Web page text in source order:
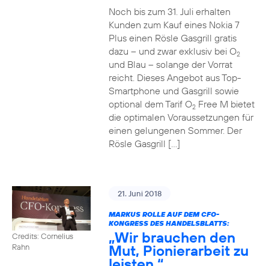
Noch bis zum 31. Juli erhalten
Kunden zum Kauf eines Nokia 7
Plus einen Rösle Gasgrill gratis
dazu – und zwar exklusiv bei O2
und Blau – solange der Vorrat
reicht. Dieses Angebot aus Top-
Smartphone und Gasgrill sowie
optional dem Tarif O2Free M bietet
die optimalen Voraussetzungen für
einen gelungenen Sommer. Der
Rösle Gasgrill […]
Credits: Cornelius
Rahn
21. Juni 2018
MARKUS ROLLE AUF DEM CFO-
KONGRESS DES HANDELSBLATTS:
„Wir brauchen den
Mut, Pionierarbeit zu